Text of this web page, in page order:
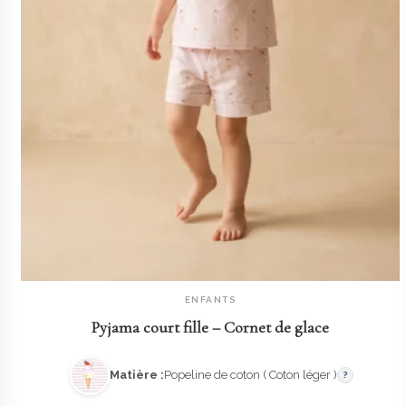
AJOUTER AU PANIER
ENFANTS
Pyjama court fille – Cornet de glace
Matière :Popeline de coton ( Coton léger ) ?